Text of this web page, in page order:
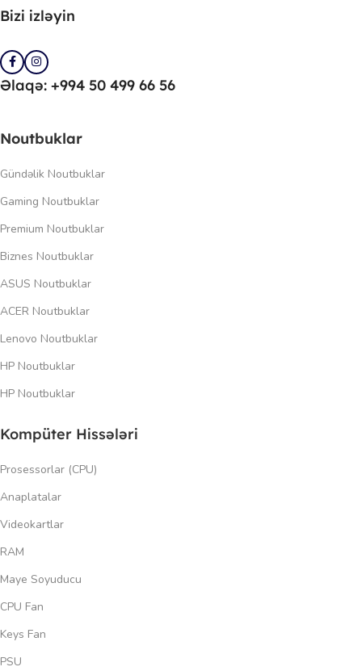
Bizi izləyin
Əlaqə: +994 50 499 66 56
Noutbuklar
Gündəlik Noutbuklar
Gaming Noutbuklar
Premium Noutbuklar
Biznes Noutbuklar
ASUS Noutbuklar
ACER Noutbuklar
Lenovo Noutbuklar
HP Noutbuklar
HP Noutbuklar
Kompüter Hissələri
Prosessorlar (CPU)
Anaplatalar
Videokartlar
RAM
Maye Soyuducu
CPU Fan
Keys Fan
PSU